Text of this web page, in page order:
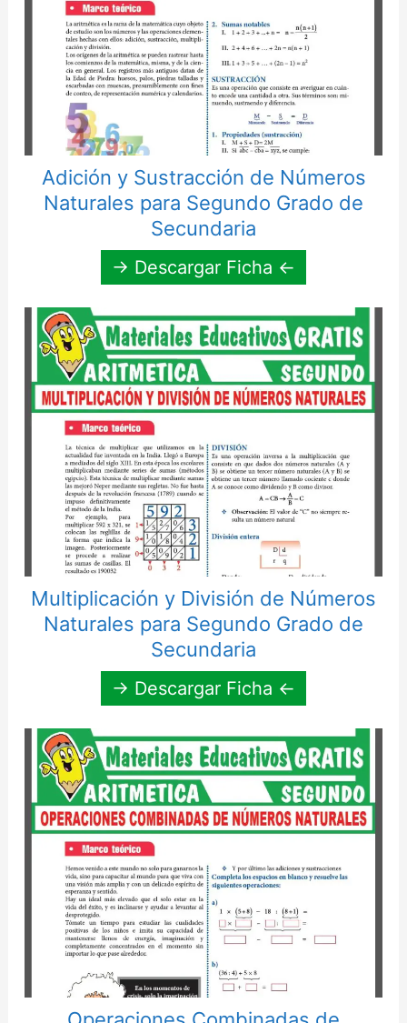
Adición y Sustracción de Números
Naturales para Segundo Grado de
Secundaria
→ Descargar Ficha ←
Multiplicación y División de Números
Naturales para Segundo Grado de
Secundaria
→ Descargar Ficha ←